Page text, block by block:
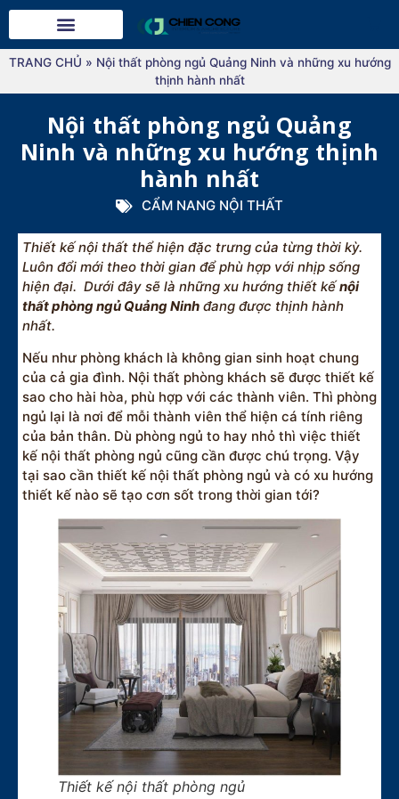
TRANG CHỦ » Nội thất phòng ngủ Quảng Ninh và những xu hướng
thịnh hành nhất
Nội thất phòng ngủ Quảng
Ninh và những xu hướng thịnh
hành nhất
CẨM NANG NỘI THẤT
Thiết kế nội thất thể hiện đặc trưng của từng thời kỳ.
Luôn đổi mới theo thời gian để phù hợp với nhịp sống
hiện đại. Dưới đây sẽ là những xu hướng thiết kếnội
thất phòng ngủ Quảng Ninh đang được thịnh hành
nhất.
Nếu như phòng khách là không gian sinh hoạt chung
của cả gia đình. Nội thất phòng khách sẽ được thiết kế
sao cho hài hòa, phù hợp với các thành viên. Thì phòng
ngủ lại là nơi để mỗi thành viên thể hiện cá tính riêng
của bản thân. Dù phòng ngủ to hay nhỏ thì việc thiết
kế nội thất phòng ngủ cũng cần được chú trọng. Vậy
tại sao cần thiết kế nội thất phòng ngủ và có xu hướng
thiết kế nào sẽ tạo cơn sốt trong thời gian tới?
Thiết kế nội thất phòng ngủ